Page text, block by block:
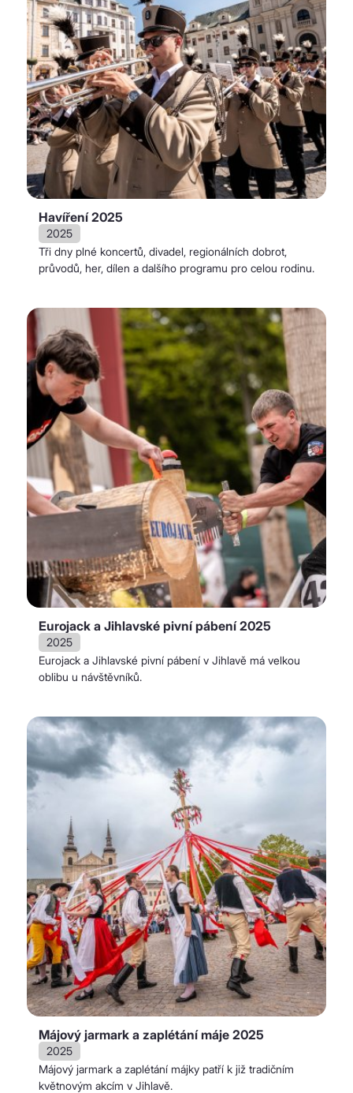
Havíření 2025
2025
Tři dny plné koncertů, divadel, regionálních dobrot,
průvodů, her, dílen a dalšího programu pro celou rodinu.
Eurojack a Jihlavské pivní pábení 2025
2025
Eurojack a Jihlavské pivní pábení v Jihlavě má velkou
oblibu u návštěvníků.
Májový jarmark a zaplétání máje 2025
2025
Májový jarmark a zaplétání májky patří k již tradičním
květnovým akcím v Jihlavě.